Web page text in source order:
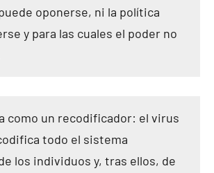
oponerse, ni la política
y para las cuales el poder no
como un recodificador: el virus
todo el sistema
los individuos y, tras ellos, de